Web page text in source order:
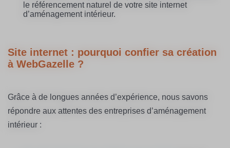
le référencement naturel de votre site internet
d’aménagement intérieur.
Site internet : pourquoi confier sa création
à WebGazelle ?
Grâce à de longues années d’expérience, nous savons
répondre aux attentes des entreprises d’aménagement
intérieur :